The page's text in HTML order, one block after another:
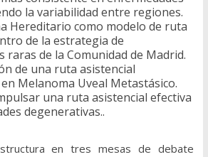
la variabilidad entre regiones.
Hereditario como modelo de ruta
de la estrategia de
raras de la Comunidad de Madrid.
de una ruta asistencial
Melanoma Uveal Metastásico.
una ruta asistencial efectiva
degenerativas..
en tres mesas de debate